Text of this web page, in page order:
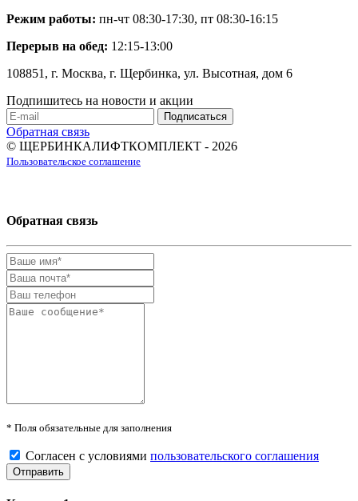
Режим работы: пн-чт 08:30-17:30, пт 08:30-16:15
Перерыв на обед: 12:15-13:00
108851, г. Москва, г. Щербинка, ул. Высотная, дом 6
Подпишитесь на новости и акции
Обратная связь
© ЩЕРБИНКАЛИФТКОМПЛЕКТ - 2026
Пользовательское соглашение
Обратная связь
* Поля обязательные для заполнения
Согласен с условиями пользовательского соглашения